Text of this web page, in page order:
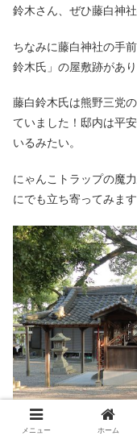
鈴木さん、ぜひ藤白神社
ちなみに藤白神社の手
鈴木氏」の屋敷跡があ
藤白鈴木氏は熊野三党
ていました！邸内は平
いるみたい。
にゃんこトラップの魔
にでも立ち寄ってみます
メニュー ホーム